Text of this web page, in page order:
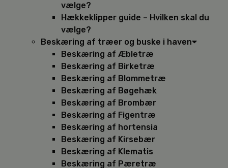
vælge?
Hækkeklipper guide – Hvilken skal du
vælge?
Beskæring af træer og buske i haven
Beskæring af Æbletræ
Beskæring af Birketræ
Beskæring af Blommetræ
Beskæring af Bøgehæk
Beskæring af Brombær
Beskæring af Figentræ
Beskæring af hortensia
Beskæring af Kirsebær
Beskæring af Klematis
Beskæring af Pæretræ